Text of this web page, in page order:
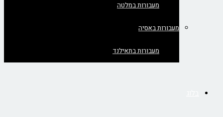
מעבורות במלטה
מעבורות באסיה
מעבורות בתאילנד